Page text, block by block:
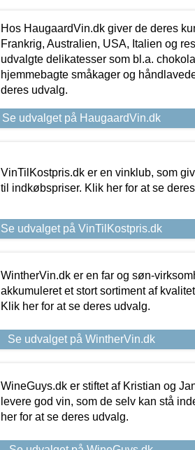
Hos HaugaardVin.dk giver de deres
Frankrig, Australien, USA, Italien og
udvalgte delikatesser som bl.a.
hjemmebagte småkager og
deres udvalg.
Se udvalget på HaugaardVin.dk
VinTilKostpris.dk er en vinklub, som
til indkøbspriser. Klik her for at se
Se udvalget på VinTilKostpris.dk
WintherVin.dk er en far og søn-
akkumuleret et stort sortiment af
Klik her for at se deres udvalg.
Se udvalget på WintherVin.dk
WineGuys.dk er stiftet af Kristian og
levere god vin, som de selv kan stå
her for at se deres udvalg.